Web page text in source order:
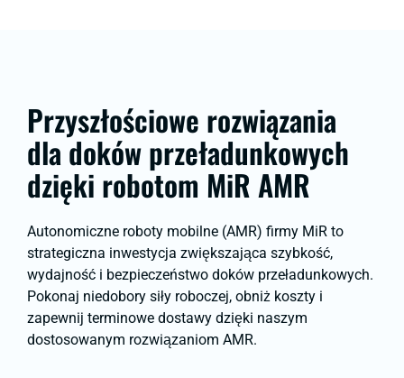
Przyszłościowe rozwiązania
dla doków przeładunkowych
dzięki robotom MiR AMR
Autonomiczne roboty mobilne (AMR) firmy MiR to
strategiczna inwestycja zwiększająca szybkość,
wydajność i bezpieczeństwo doków przeładunkowych.
Pokonaj niedobory siły roboczej, obniż koszty i
zapewnij terminowe dostawy dzięki naszym
dostosowanym rozwiązaniom AMR.